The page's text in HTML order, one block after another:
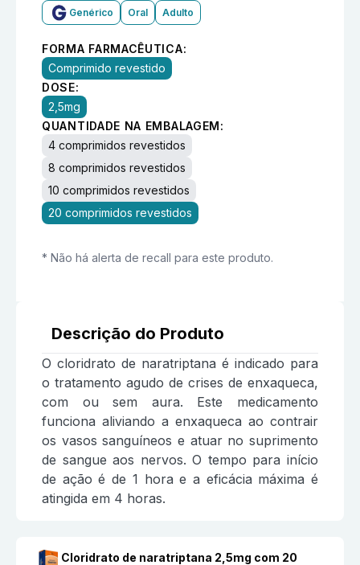
Genérico Oral Adulto
FORMA FARMACÊUTICA:
Comprimido revestido
DOSE:
2,5mg
QUANTIDADE NA EMBALAGEM:
4 comprimidos revestidos
8 comprimidos revestidos
10 comprimidos revestidos
20 comprimidos revestidos
* Não há alerta de recall para este produto.
Descrição do Produto
O cloridrato de naratriptana é indicado para
o tratamento agudo de crises de enxaqueca,
com ou sem aura. Este medicamento
funciona aliviando a enxaqueca ao contrair
os vasos sanguíneos e atuar no suprimento
de sangue aos nervos. O tempo para início
de ação é de 1 hora e a eficácia máxima é
atingida em 4 horas.
Cloridrato de naratriptana 2,5mg com 20